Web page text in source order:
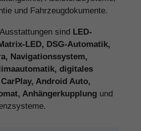
und Fahrzeugdokumente.
sind LED-
LED, DSG-Automatik,
Navigationssystem,
digitales
Android Auto,
Anhängerkupplung und